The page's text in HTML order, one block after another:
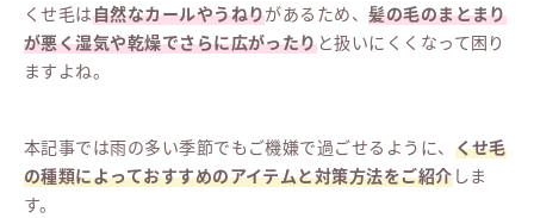
くせ毛は自然なカールやうねりがあるため、髪の毛のまとまり
が悪く湿気や乾燥でさらに広がったりと扱いにくくなって困り
ますよね。
本記事では雨の多い季節でもご機嫌で過ごせるように、 くせ毛
の種類によっておすすめのアイテムと対策方法をご紹介しま
す。